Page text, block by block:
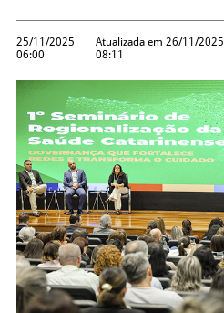
25/11/2025
06:00
Atualizada em 26/11/2025
08:11